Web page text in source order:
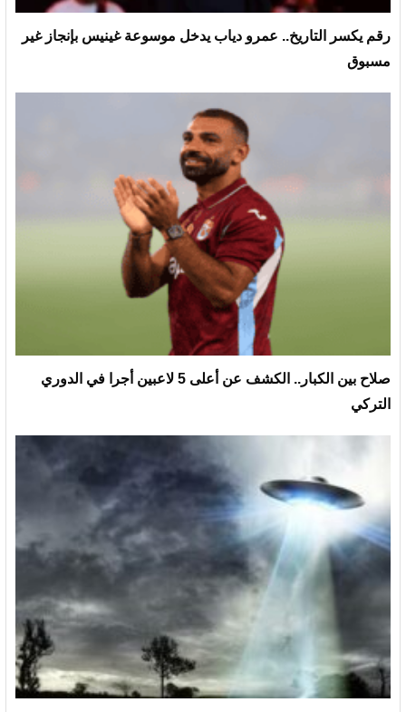
رقم يكسر التاريخ.. عمرو دياب يدخل موسوعة غينيس بإنجاز غير
مسبوق
صلاح بين الكبار.. الكشف عن أعلى 5 لاعبين أجرا في الدوري
التركي